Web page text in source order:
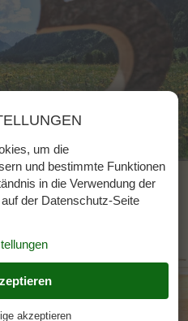
um die
und bestimmte Funktionen
in die Verwendung der
der Datenschutz-Seite
akzeptieren